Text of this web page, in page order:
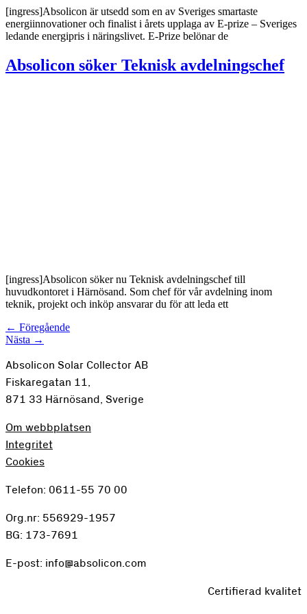
[ingress]Absolicon är utsedd som en av Sveriges smartaste
energiinnovationer och finalist i årets upplaga av E-prize – Sveriges
ledande energipris i näringslivet. E-Prize belönar de
Absolicon söker Teknisk avdelningschef
[ingress]Absolicon söker nu Teknisk avdelningschef till
huvudkontoret i Härnösand. Som chef för vår avdelning inom
teknik, projekt och inköp ansvarar du för att leda ett
← Föregående
Nästa →
Absolicon Solar Collector AB
Fiskaregatan 11,
871 33 Härnösand, Sverige
Om webbplatsen
Integritet
Cookies
Telefon: 0611-55 70 00
Org.nr: 556929-1957
BG: 173-7691
E-post: info@absolicon.com
Certifierad kvalitet